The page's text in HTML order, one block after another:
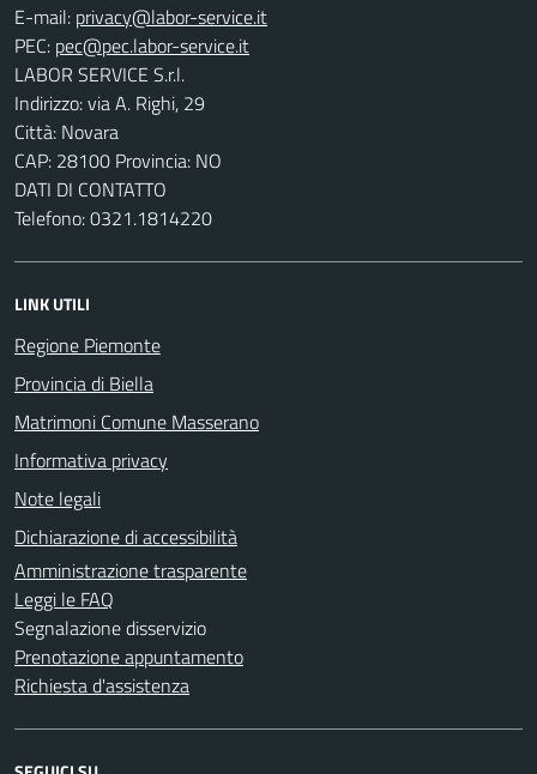
E-mail:
PEC:
LABOR SERVICE S.r.l.
Indirizzo: via A. Righi, 29
Città: Novara
CAP: 28100 Provincia: NO
DATI DI CONTATTO
Telefono: 0321.1814220
LINK UTILI
Regione Piemonte
Provincia di Biella
Matrimoni Comune Masserano
Informativa privacy
Note legali
Dichiarazione di accessibilità
Amministrazione trasparente
Leggi le FAQ
Segnalazione disservizio
Prenotazione appuntamento
Richiesta d'assistenza